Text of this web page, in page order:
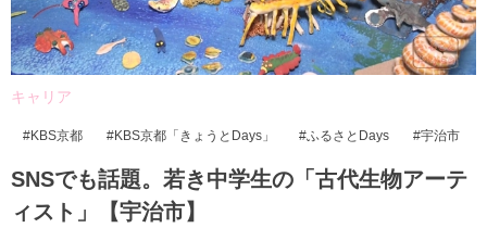
キャリア
KBS京都 KBS京都「きょうとDays」 ふるさとDays 宇治市
SNSでも話題。若き中学生の「古代生物アーテ
ィスト」【宇治市】